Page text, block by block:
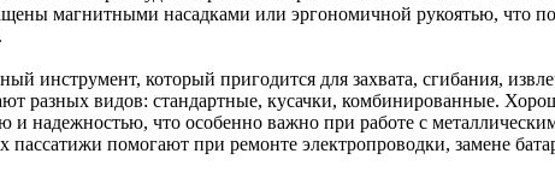
магнитными насадками или эргономичной рукоятью, что
инструмент, который пригодится для захвата, сгибания,
разных видов: стандартные, кусачки, комбинированные.
и надежностью, что особенно важно при работе с
помогают при ремонте электропроводки, замене